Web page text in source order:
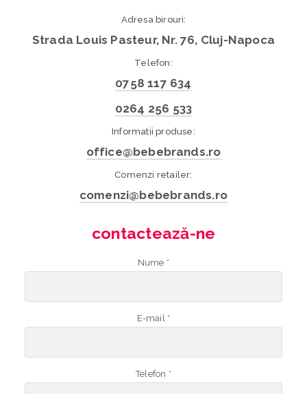
Adresa birouri:
Strada Louis Pasteur, Nr. 76, Cluj-Napoca
Telefon:
0758 117 634
0264 256 533
Informatii produse:
office@bebebrands.ro
Comenzi retailer:
comenzi@bebebrands.ro
contactează-ne
Nume *
E-mail *
Telefon *